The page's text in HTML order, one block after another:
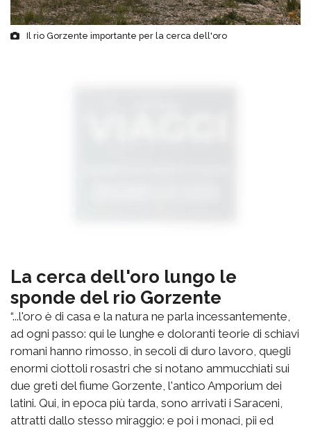
Il rio Gorzente importante per la cerca dell'oro
La cerca dell'oro lungo le
sponde del rio Gorzente
“...l'oro è di casa e la natura ne parla incessantemente,
ad ogni passo: qui le lunghe e doloranti teorie di schiavi
romani hanno rimosso, in secoli di duro lavoro, quegli
enormi ciottoli rosastri che si notano ammucchiati sui
due greti del fiume Gorzente, l'antico Amporium dei
latini. Qui, in epoca più tarda, sono arrivati i Saraceni,
attratti dallo stesso miraggio: e poi i monaci, pii ed